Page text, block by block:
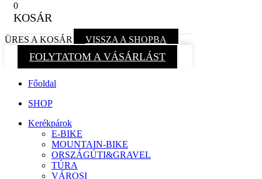
0
KOSÁR
ÜRES A KOSÁR VISSZA A SHOPBA
FOLYTATOM A VÁSÁRLÁST
Főoldal
SHOP
Kerékpárok
E-BIKE
MOUNTAIN-BIKE
ORSZÁGÚTI&GRAVEL
TÚRA
VÁROSI